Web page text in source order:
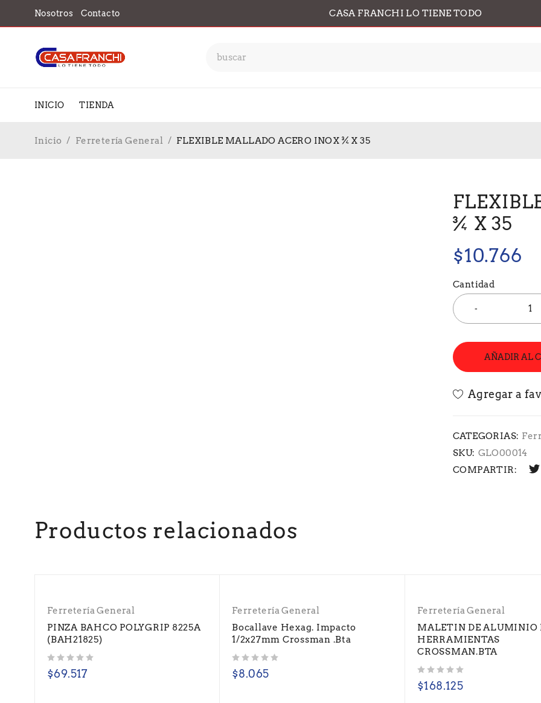
Nosotros Contacto CASA FRANCHI LO TIENE TODO
INICIO TIENDA
Inicio / Ferretería General / FLEXIBLE MALLADO ACERO INOX ¾ X 35
¾ X 35
$10.766
Cantidad
AÑADIR AL
CATEGORIAS:
SKU: GLO00014
COMPARTIR:
Productos relacionados
Ferretería General
PINZA BAHCO POLYGRIP 8225A
(BAH21825)
$69.517
Ferretería General
Bocallave Hexag. Impacto
1/2x27mm Crossman .Bta
$8.065
Ferretería General
MALETIN DE ALUMINIO
HERRAMIENTAS
CROSSMAN.BTA
$168.125